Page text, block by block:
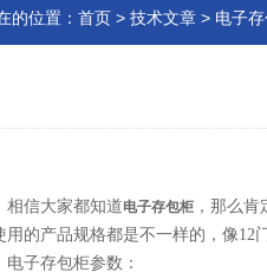
的位置： 首页 > 技术文章 > 电子
大家都知道电子存包柜 ，那么
用的产品规格都是不一样的，像12
存包柜参数：